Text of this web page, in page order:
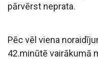
pārvērst neprata.
Pēc vēl viena
42.minūtē vairākumā